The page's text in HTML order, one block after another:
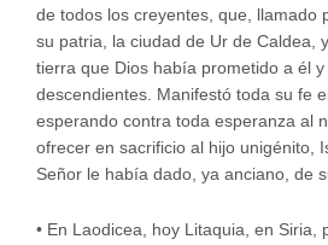
de todos los creyentes, que, llamado
su patria, la ciudad de Ur de Caldea,
tierra que Dios había prometido a él y
descendientes. Manifestó toda su fe
esperando contra toda esperanza al
ofrecer en sacrificio al hijo unigénito,
Señor le había dado, ya anciano, de
• En Laodicea, hoy Litaquia, en Siria,